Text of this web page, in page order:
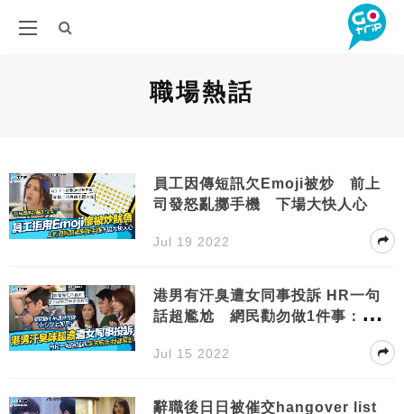
職場熱話
員工因傳短訊欠Emoji被炒 前上
司發怒亂擲手機 下場大快人心
Jul 19 2022
港男有汗臭遭女同事投訴 HR一句
話超尷尬 網民勸勿做1件事：小心
Jul 15 2022
辭職後日日被催交hangover list